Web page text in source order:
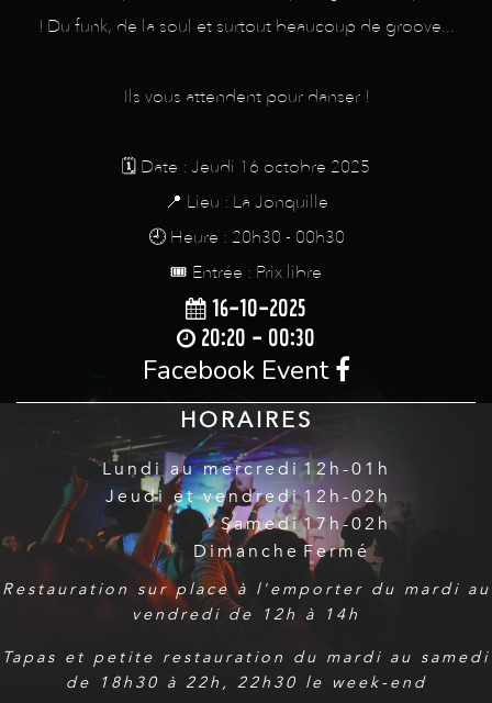
! Du funk, de la soul et surtout beaucoup de groove...
Ils vous attendent pour danser !
🗓️ Date : Jeudi 16 octobre 2025
📍 Lieu : La Jonquille
🕘 Heure : 20h30 - 00h30
🎟️ Entrée : Prix libre
16-10-2025
20:20 - 00:30
Facebook Event
HORAIRES
Lundi au mercredi
Jeudi et vendredi
Samedi
Dimanche
12h-01h
12h-02h
17h-02h
Fermé
Restauration sur place à l'emporter du mardi au
vendredi de 12h à 14h
Tapas et petite restauration du mardi au samedi
de 18h30 à 22h, 22h30 le week-end